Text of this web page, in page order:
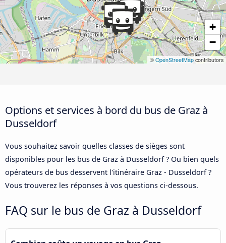
+
−
© OpenStreetMapcontributors
Options et services à bord du bus de Graz à
Dusseldorf
Vous souhaitez savoir quelles classes de sièges sont
disponibles pour les bus de Graz à Dusseldorf ? Ou bien quels
opérateurs de bus desservent l'itinéraire Graz - Dusseldorf ?
Vous trouverez les réponses à vos questions ci-dessous.
FAQ sur le bus de Graz à Dusseldorf